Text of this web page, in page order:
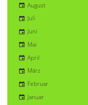
August
Juli
Juni
Mai
April
März
Februar
Januar